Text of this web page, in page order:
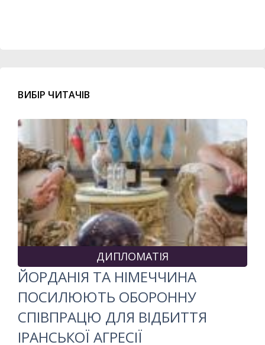
ВИБІР ЧИТАЧІВ
ДИПЛОМАТІЯ
ЙОРДАНІЯ ТА НІМЕЧЧИНА
ПОСИЛЮЮТЬ ОБОРОННУ
СПІВПРАЦЮ ДЛЯ ВІДБИТТЯ
ІРАНСЬКОЇ АГРЕСІЇ